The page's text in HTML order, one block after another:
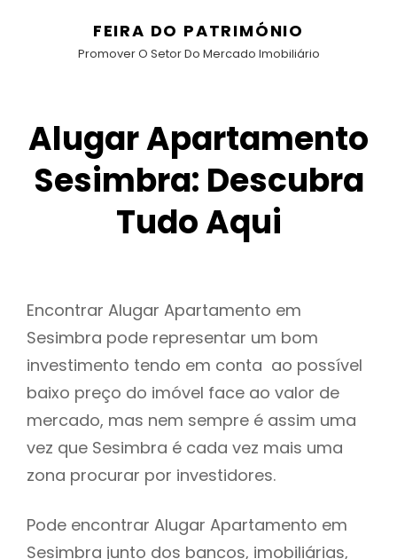
FEIRA DO PATRIMÓNIO
Promover O Setor Do Mercado Imobiliário
Alugar Apartamento
Sesimbra: Descubra
Tudo Aqui
Encontrar Alugar Apartamento em
Sesimbra pode representar um bom
investimento tendo em conta ao possível
baixo preço do imóvel face ao valor de
mercado, mas nem sempre é assim uma
vez que Sesimbra é cada vez mais uma
zona procurar por investidores.
Pode encontrar Alugar Apartamento em
Sesimbra junto dos bancos, imobiliárias,